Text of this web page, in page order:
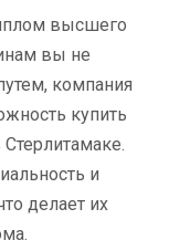
высшего
вы не
компания
купить
и
делает их